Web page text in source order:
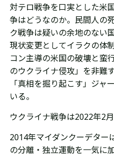
対テロ戦争を口実とした米
争はどうなのか。民間人の
ク戦争は疑いの余地のない
現状変更としてイラクの体
コン主導の米国の破壊と蛮
のウクライナ侵攻」を非難
「真相を掘り起こす」ジャ
いる。
ウクライナ戦争は2022年2
2014年マイダンクーデター
の分離・独立運動を一気に